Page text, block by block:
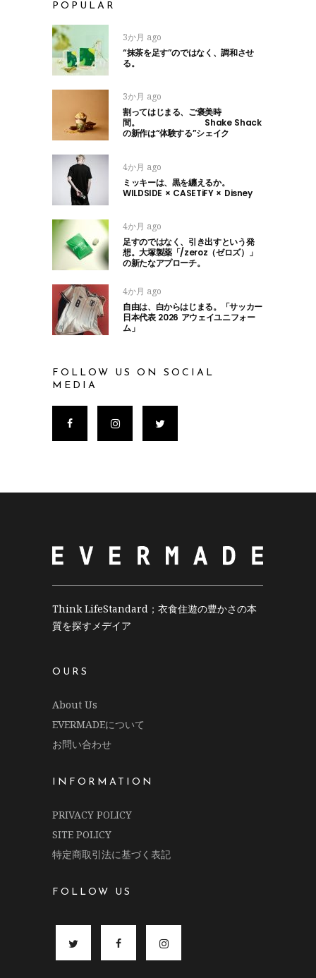
POPULAR
3か月 ago
“抹茶を足す”のではなく、調和させ
る。
3か月 ago
割ってはじまる、ご褒美時
間。 Shake Shack
の新作は“体験する”シェイク
4か月 ago
ミッキーは、黒を纏えるか。
WILDSIDE × CASETiFY × Disney
4か月 ago
足すのではなく、引き出すという発
想。大塚製薬「/zeroz（ゼロズ）」
の新たなアプローチ。
4か月 ago
自由は、白からはじまる。「サッカー
日本代表 2026 アウェイユニフォー
ム」
FOLLOW US ON SOCIAL
MEDIA
Think LifeStandard；衣食住遊の豊かさの本
質を探すメデイア
OURS
About Us
EVERMADEについて
お問い合わせ
INFORMATION
PRIVACY POLICY
SITE POLICY
特定商取引法に基づく表記
FOLLOW US